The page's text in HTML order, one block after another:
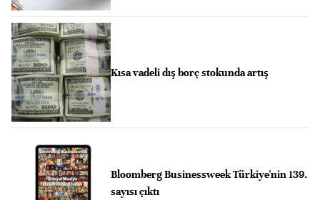
Kısa vadeli dış borç stokunda artış
Bloomberg Businessweek Türkiye'nin 139.
sayısı çıktı